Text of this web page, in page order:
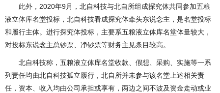
此外，2020年9月，北自科技与北自所组成探究体共同参加五粮
液立体库名堂投标，北自科技看成探究体牵头东说念主，是名堂投标
和履行主体。进行探究体投标，主要系五粮液立体库名堂体量较大，
对投标东说念主总钞票、净钞票等财务主见条目较高。
北自科技称，五粮液立体库名堂收款、假想、采购、实施等一系
列责任均由北自科技孤立履行，北自所并未参与该名堂上述相关责
任，资本、收入均由公司承担或享有，两边之间不波及资金走动或业